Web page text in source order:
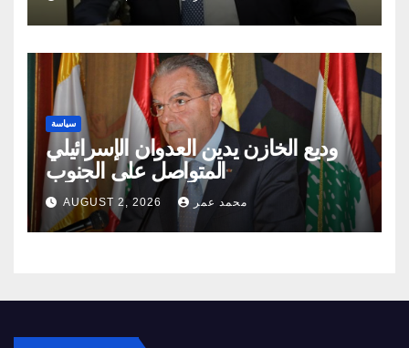
سياسة
وديع الخازن يدين العدوان الإسرائيلي
المتواصل على الجنوب
AUGUST 2, 2026 محمد عمر